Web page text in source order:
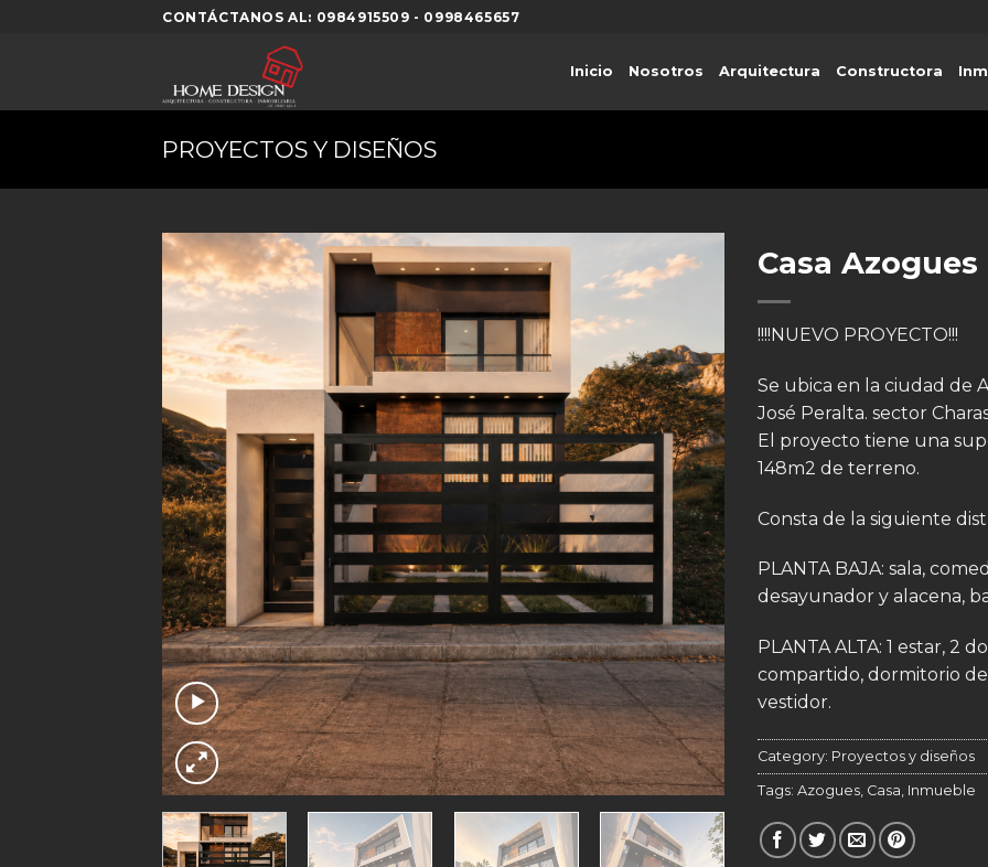
CONTÁCTANOS AL: 0984915509 - 0998465657
Inicio Nosotros Arquitectura Constructora
PROYECTOS Y DISEÑOS
Casa Azogues
!!!!NUEVO PROYECTO!!!
Se ubica en la ciudad de
José Peralta. sector
El proyecto tiene una
148m2 de terreno.
Consta de la siguiente
PLANTA BAJA: sala,
desayunador y alacena,
PLANTA ALTA: 1 estar, 2
compartido, dormitorio
vestidor.
Category: Proyectos y diseños
Tags: Azogues, Casa, Inmueble